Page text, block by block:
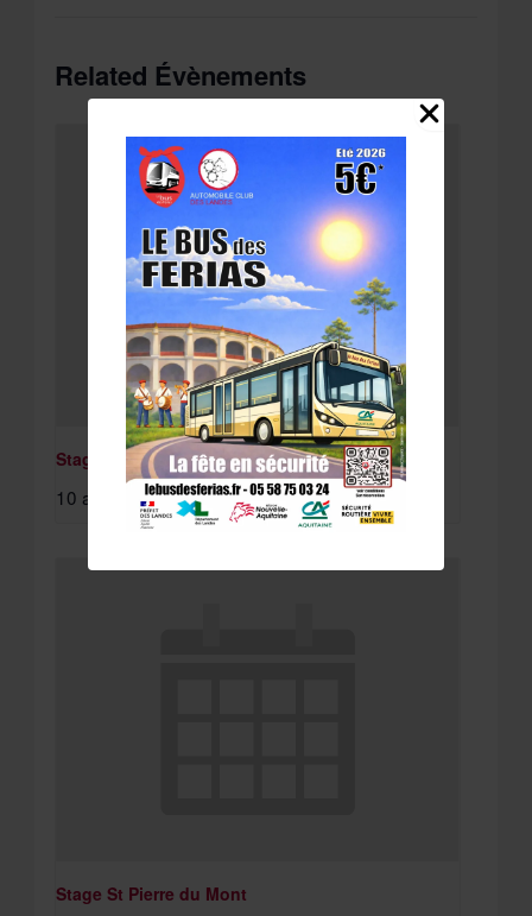
Related Évènements
Stage St Paul Lès Dax
10 août à 8:15 am-11 août à 4:30 pm
Stage St Pierre du Mont